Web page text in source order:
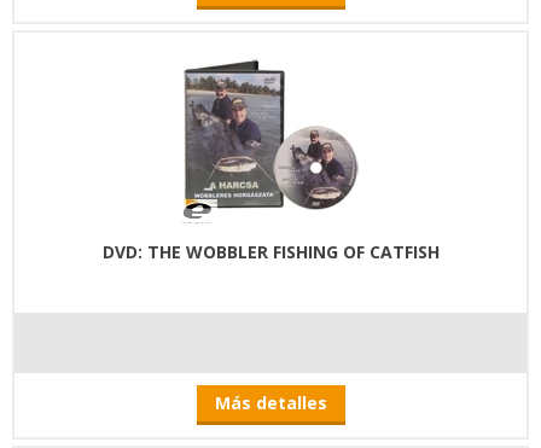
DVD: THE WOBBLER FISHING OF CATFISH
Más detalles